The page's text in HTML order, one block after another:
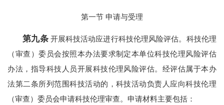
第一节 申请与受理
第九条开展科技活动应进行科技伦理风险评估。科技伦理
（审查）委员会按照本办法要求制定本单位科技伦理风险评估
办法，指导科技人员开展科技伦理风险评估。经评估属于本办
法第二条所列范围科技活动的，科技活动负责人应向科技伦理
（审查）委员会申请科技伦理审查。申请材料主要包括：